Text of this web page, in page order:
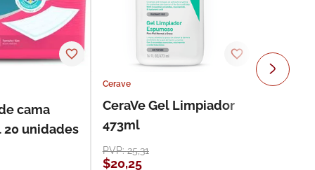
cama
unidades
Cerave
CeraVe Gel Limpiador
473ml
PVP:25,31
$20,25